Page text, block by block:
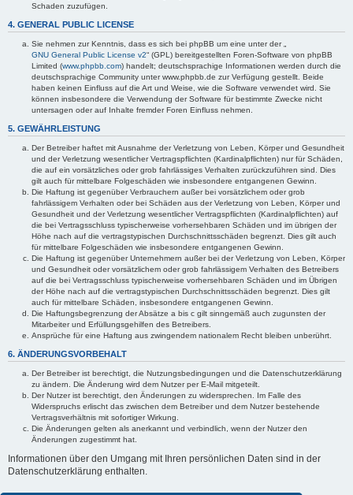
Schaden zuzufügen.
4. GENERAL PUBLIC LICENSE
Sie nehmen zur Kenntnis, dass es sich bei phpBB um eine unter der „
GNU General Public License v2“ (GPL) bereitgestellten Foren-Software von phpBB
Limited (www.phpbb.com) handelt; deutschsprachige Informationen werden durch die
deutschsprachige Community unter www.phpbb.de zur Verfügung gestellt. Beide
haben keinen Einfluss auf die Art und Weise, wie die Software verwendet wird. Sie
können insbesondere die Verwendung der Software für bestimmte Zwecke nicht
untersagen oder auf Inhalte fremder Foren Einfluss nehmen.
5. GEWÄHRLEISTUNG
Der Betreiber haftet mit Ausnahme der Verletzung von Leben, Körper und Gesundheit
und der Verletzung wesentlicher Vertragspflichten (Kardinalpflichten) nur für Schäden,
die auf ein vorsätzliches oder grob fahrlässiges Verhalten zurückzuführen sind. Dies
gilt auch für mittelbare Folgeschäden wie insbesondere entgangenen Gewinn.
Die Haftung ist gegenüber Verbrauchern außer bei vorsätzlichem oder grob
fahrlässigem Verhalten oder bei Schäden aus der Verletzung von Leben, Körper und
Gesundheit und der Verletzung wesentlicher Vertragspflichten (Kardinalpflichten) auf
die bei Vertragsschluss typischerweise vorhersehbaren Schäden und im übrigen der
Höhe nach auf die vertragstypischen Durchschnittsschäden begrenzt. Dies gilt auch
für mittelbare Folgeschäden wie insbesondere entgangenen Gewinn.
Die Haftung ist gegenüber Unternehmern außer bei der Verletzung von Leben, Körper
und Gesundheit oder vorsätzlichem oder grob fahrlässigem Verhalten des Betreibers
auf die bei Vertragsschluss typischerweise vorhersehbaren Schäden und im Übrigen
der Höhe nach auf die vertragstypischen Durchschnittsschäden begrenzt. Dies gilt
auch für mittelbare Schäden, insbesondere entgangenen Gewinn.
Die Haftungsbegrenzung der Absätze a bis c gilt sinngemäß auch zugunsten der
Mitarbeiter und Erfüllungsgehilfen des Betreibers.
Ansprüche für eine Haftung aus zwingendem nationalem Recht bleiben unberührt.
6. ÄNDERUNGSVORBEHALT
Der Betreiber ist berechtigt, die Nutzungsbedingungen und die Datenschutzerklärung
zu ändern. Die Änderung wird dem Nutzer per E-Mail mitgeteilt.
Der Nutzer ist berechtigt, den Änderungen zu widersprechen. Im Falle des
Widerspruchs erlischt das zwischen dem Betreiber und dem Nutzer bestehende
Vertragsverhältnis mit sofortiger Wirkung.
Die Änderungen gelten als anerkannt und verbindlich, wenn der Nutzer den
Änderungen zugestimmt hat.
Informationen über den Umgang mit Ihren persönlichen Daten sind in der
Datenschutzerklärung enthalten.